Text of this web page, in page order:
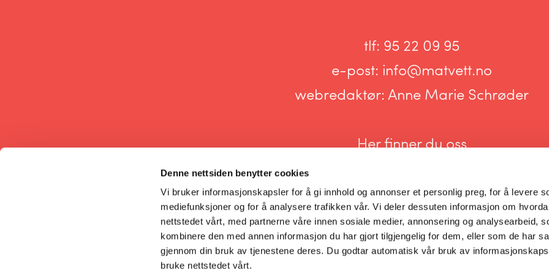
Denne nettsiden benytter cookies
Vi bruker informasjonskapsler for å gi innhold og annonser et personlig preg, for å levere
mediefunksjoner og for å analysere trafikken vår. Vi deler dessuten informasjon om
nettstedet vårt, med partnerne våre innen sosiale medier, annonsering og analysearbeid,
kombinere den med annen informasjon du har gjort tilgjengelig for dem, eller som de har
gjennom din bruk av tjenestene deres. Du godtar automatisk vår bruk av
bruke nettstedet vårt.
tlf: 95 22 09 95
e-post: info@matvett.no
webredaktør:Anne Marie Schrøder
Her finner du oss
Informasjonskapsler og personvern
Innstillinger for informasjonskapsler